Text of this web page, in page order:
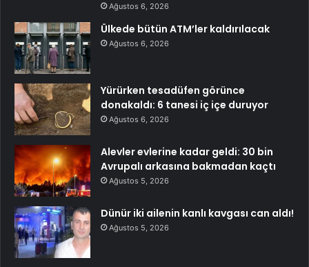
Ağustos 6, 2026
Ülkede bütün ATM’ler kaldırılacak
Ağustos 6, 2026
Yürürken tesadüfen görünce
donakaldı: 6 tanesi iç içe duruyor
Ağustos 6, 2026
Alevler evlerine kadar geldi: 30 bin
Avrupalı arkasına bakmadan kaçtı
Ağustos 5, 2026
Dünür iki ailenin kanlı kavgası can aldı!
Ağustos 5, 2026